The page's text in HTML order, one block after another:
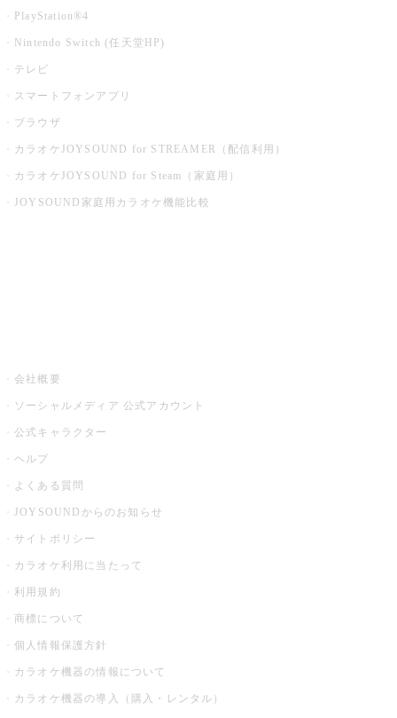
PlayStation®4
Nintendo Switch (任天堂HP)
テレビ
スマートフォンアプリ
ブラウザ
カラオケJOYSOUND for STREAMER（配信利用）
カラオケJOYSOUND for Steam（家庭用）
JOYSOUND家庭用カラオケ機能比較
会社概要
ソーシャルメディア 公式アカウント
公式キャラクター
ヘルプ
よくある質問
JOYSOUNDからのお知らせ
サイトポリシー
カラオケ利用に当たって
利用規約
商標について
個人情報保護方針
カラオケ機器の情報について
カラオケ機器の導入（購入・レンタル）